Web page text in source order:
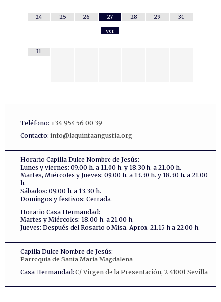
24 25 26
27
ver
28 29 30
31
Teléfono: +34 954 56 00 39
Contacto: info@laquintaangustia.org
Horario Capilla Dulce Nombre de Jesús:
Lunes y viernes: 09.00 h. a 11.00 h. y 18.30 h. a 21.00 h.
Martes, Miércoles y Jueves: 09.00 h. a 13.30 h. y 18.30 h. a 21.00
h.
Sábados: 09.00 h. a 13.30 h.
Domingos y festivos: Cerrada.
Horario Casa Hermandad:
Martes y Miércoles: 18.00 h. a 21.00 h.
Jueves: Después del Rosario o Misa. Aprox. 21.15 h a 22.00 h.
Capilla Dulce Nombre de Jesús:
Parroquia de Santa Maria Magdalena
Casa Hermandad: C/ Virgen de la Presentación, 2 41001 Sevilla